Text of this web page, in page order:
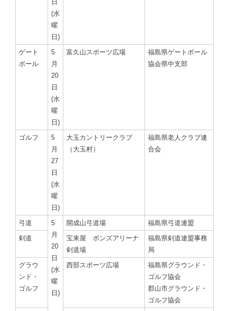
日
(水
曜
日)
ゲート
ボール
5
月
20
日
(水
曜
日)
富久山スポーツ広場
福島県ゲートボール
協会県中支部
ゴルフ
5
月
27
日
(水
曜
日)
大玉カントリークラブ
（大玉村）
福島県老人クラブ連
合会
弓道
5
月
20
日
(水
曜
日)
開成山弓道場
福島県弓道連盟
剣道
宝来屋 ボンズアリーナ
剣道場
福島県剣道連盟事務
局
グラウ
ンド・
ゴルフ
西部スポーツ広場
福島県グラウンド・
ゴルフ協会
郡山市グラウンド・
ゴルフ協会